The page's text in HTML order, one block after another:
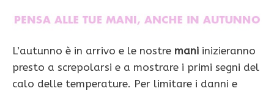
L’autunno è in arrivo e le nostre mani inizieranno
presto a screpolarsi e a mostrare i primi segni del
calo delle temperature. Per limitare i danni e